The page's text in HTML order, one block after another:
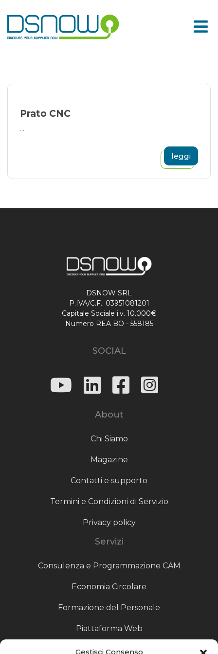
Gestisci Consenso
to
content
Prato CNC
...
leggi
DSNOW SRL
P.IVA/C.F.: 03951081201
Capitale Sociale i.v. 10.000€
Numero REA BO - 558185
SOCIAL
About
Chi Siamo
Magazine
Contatti e supporto
Termini e Condizioni di Servizio
Privacy policy
Servizi
Consulenza e Programmazione CAM
Economia Circolare
Formazione del Personale
Piattaforma Web
Scouting fornitori